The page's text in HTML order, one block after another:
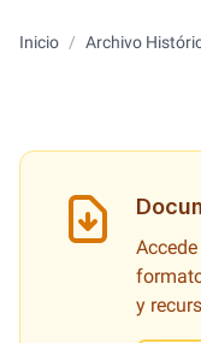
Inicio / Archivo
y